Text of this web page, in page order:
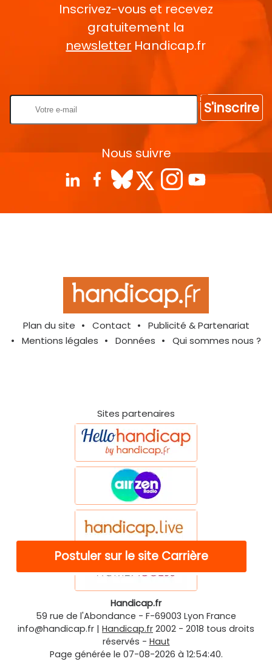
Postuler sur le site Carrière
Inscrivez-vous et recevez
gratuitement la
newsletter Handicap.fr
S'inscrire
Nous suivre
Plan du site Contact
Publicité & Partenariat
Mentions légales
Données Qui sommes nous ?
Sites partenaires
Handicap.fr
59 rue de l'Abondance - F-69003 Lyon France
info@handicap.fr | Handicap.fr 2002 - 2018 tous droits
réservés - Haut
Page générée le 07-08-2026 à 12:54:40.